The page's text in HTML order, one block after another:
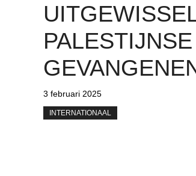
PALESTIJNSE
3 februari 2025
INTERNATIONAAL